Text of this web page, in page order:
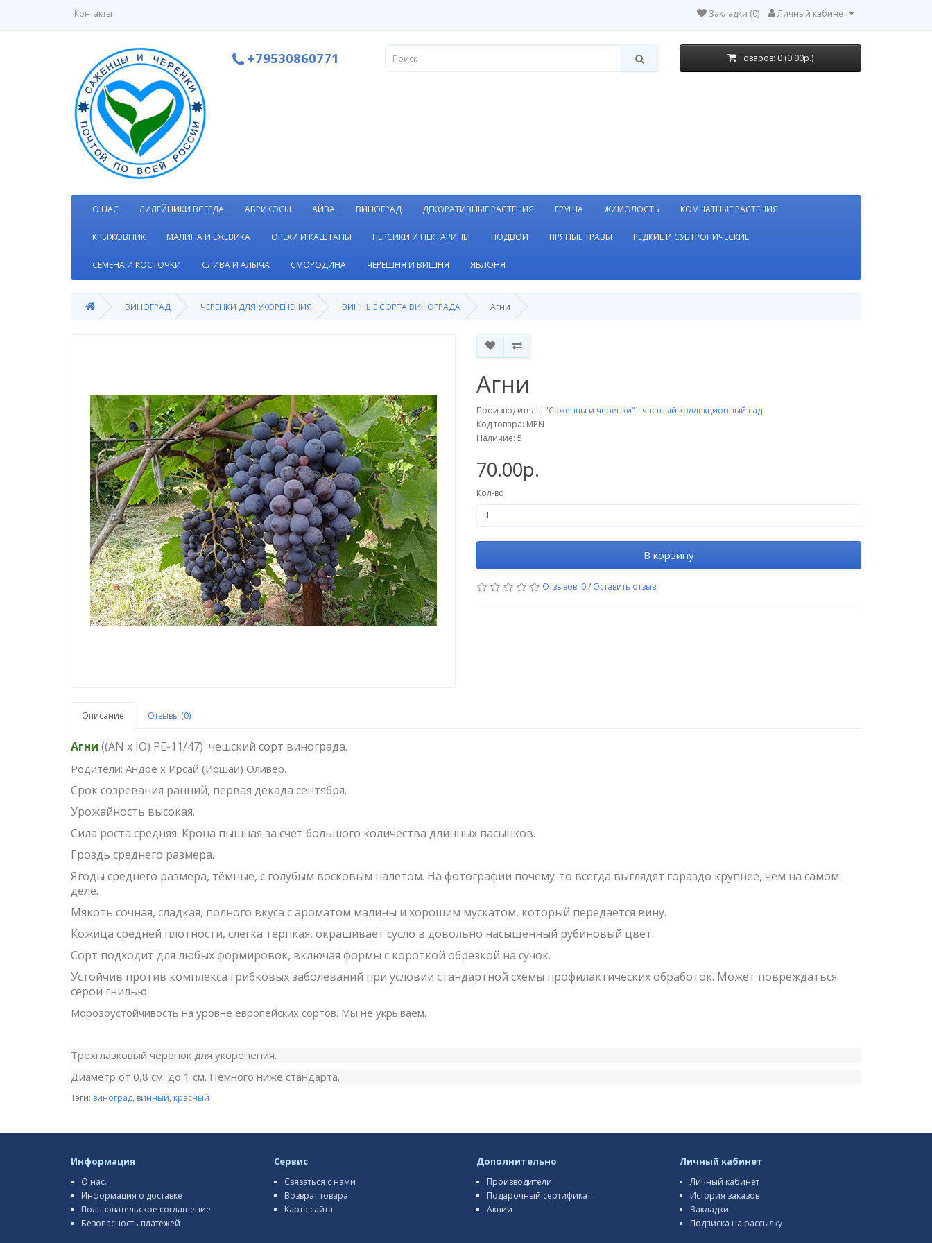
Контакты Закладки (0) Личный кабинет
+79530860771 Товаров: 0 (0.00р.)
О НАС ЛИЛЕЙНИКИ ВСЕГДА АБРИКОСЫ АЙВА ВИНОГРАД ДЕКОРАТИВНЫЕ РАСТЕНИЯ ГРУША ЖИМОЛОСТЬ КОМНАТНЫЕ РАСТЕНИЯ
КРЫЖОВНИК МАЛИНА И ЕЖЕВИКА ОРЕХИ И КАШТАНЫ ПЕРСИКИ И НЕКТАРИНЫ ПОДВОИ ПРЯНЫЕ ТРАВЫ РЕДКИЕ И СУБТРОПИЧЕСКИЕ
СЕМЕНА И КОСТОЧКИ СЛИВА И АЛЫЧА СМОРОДИНА ЧЕРЕШНЯ И ВИШНЯ ЯБЛОНЯ
ВИНОГРАД ЧЕРЕНКИ ДЛЯ УКОРЕНЕНИЯ ВИННЫЕ СОРТА ВИНОГРАДА Агни
Агни
Производитель: "Саженцы и черенки" - частный коллекционный сад.
Код товара: MPN
Наличие: 5
70.00р.
Кол-во
В корзину
Отзывов: 0/ Оставить отзыв
Описание Отзывы (0)
Агни ((AN x IO) PE-11/47) чешский сорт винограда.
Родители: Андре х Ирсай (Иршаи) Оливер.
Срок созревания ранний, первая декада сентября.
Урожайность высокая.
Сила роста средняя. Крона пышная за счет большого количества длинных пасынков.
Гроздь среднего размера.
Ягоды среднего размера, тёмные, с голубым восковым налетом. На фотографии почему-то всегда выглядят гораздо крупнее, чем на самом
деле.
Мякоть сочная, сладкая, полного вкуса с ароматом малины и хорошим мускатом, который передается вину.
Кожица средней плотности, слегка терпкая, окрашивает сусло в довольно насыщенный рубиновый цвет.
Сорт подходит для любых формировок, включая формы с короткой обрезкой на сучок.
Устойчив против комплекса грибковых заболеваний при условии стандартной схемы профилактических обработок. Может повреждаться
серой гнилью.
Морозоустойчивость на уровне европейских сортов. Мы не укрываем.
Трехглазковый черенок для укоренения.
Диаметр от 0,8 см. до 1 см. Немного ниже стандарта.
Тэги: виноград, винный, красный
Информация
О нас.
Информация о доставке
Пользовательское соглашение
Безопасность платежей
Сервис
Связаться с нами
Возврат товара
Карта сайта
Дополнительно
Производители
Подарочный сертификат
Акции
Личный кабинет
Личный кабинет
История заказов
Закладки
Подписка на рассылку